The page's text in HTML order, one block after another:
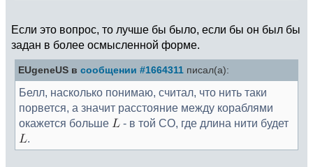
Если это вопрос, то лучше бы было, если бы он был бы
задан в более осмысленной форме.
EUgeneUS в сообщении #1664311 писал(а):
Белл, насколько понимаю, считал, что нить таки
порвется, а значит расстояние между кораблями
окажется больше
- в той СО, где длина нити будет
.